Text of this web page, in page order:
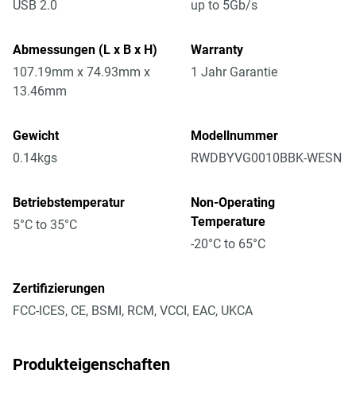
USB 2.0 up to 5Gb/s
Abmessungen (L x B x H)
107.19mm x 74.93mm x
13.46mm
Warranty
1 Jahr Garantie
Gewicht
0.14kgs
Modellnummer
RWDBYVG0010BBK-WESN
Betriebstemperatur
5°C to 35°C
Non-Operating
Temperature
-20°C to 65°C
Zertifizierungen
FCC-ICES, CE, BSMI, RCM, VCCI, EAC, UKCA
Produkteigenschaften